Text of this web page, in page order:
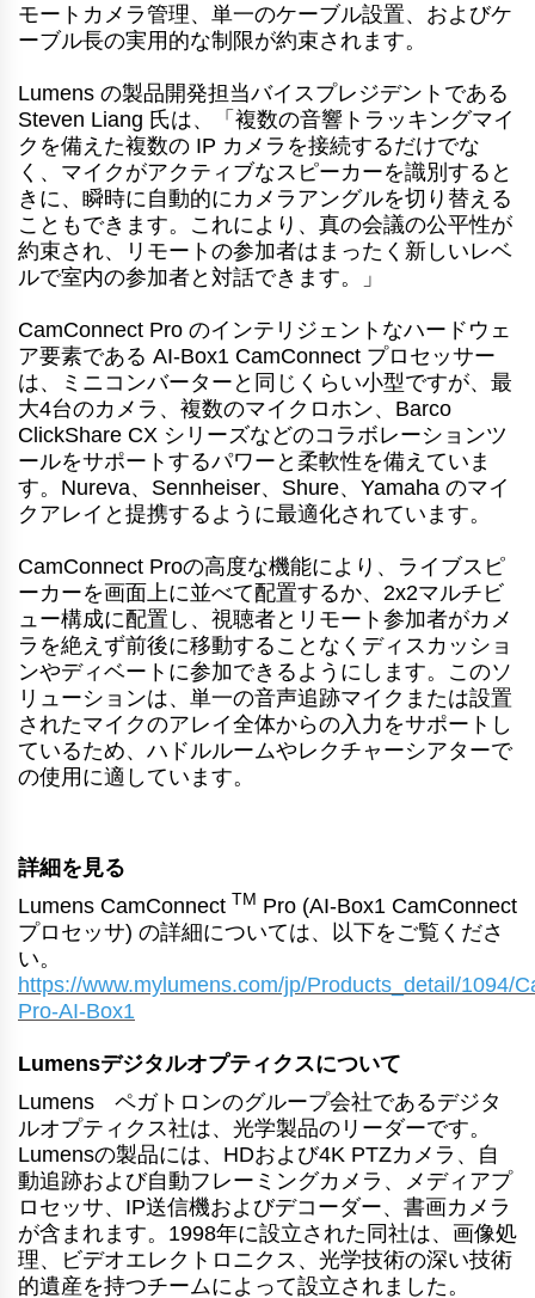
モートカメラ管理、単一のケーブル設置、およびケ
ーブル長の実用的な制限が約束されます。
Lumens の製品開発担当バイスプレジデントである
Steven Liang 氏は、「複数の音響トラッキングマイ
クを備えた複数の IP カメラを接続するだけでな
く、マイクがアクティブなスピーカーを識別すると
きに、瞬時に自動的にカメラアングルを切り替える
こともできます。これにより、真の会議の公平性が
約束され、リモートの参加者はまったく新しいレベ
ルで室内の参加者と対話できます。」
CamConnect Pro のインテリジェントなハードウェ
ア要素である AI-Box1 CamConnect プロセッサー
は、ミニコンバーターと同じくらい小型ですが、最
大4台のカメラ、複数のマイクロホン、Barco
ClickShare CX シリーズなどのコラボレーションツ
ールをサポートするパワーと柔軟性を備えていま
す。Nureva、Sennheiser、Shure、Yamaha のマイ
クアレイと提携するように最適化されています。
CamConnect Proの高度な機能により、ライブスピ
ーカーを画面上に並べて配置するか、2x2マルチビ
ュー構成に配置し、視聴者とリモート参加者がカメ
ラを絶えず前後に移動することなくディスカッショ
ンやディベートに参加できるようにします。このソ
リューションは、単一の音声追跡マイクまたは設置
されたマイクのアレイ全体からの入力をサポートし
ているため、ハドルルームやレクチャーシアターで
の使用に適しています。
詳細を見る
Lumens CamConnect TM Pro (AI-Box1 CamConnect
プロセッサ) の詳細については、以下をご覧くださ
い。
https://www.mylumens.com/jp/Products_detail/1094/
Pro-AI-Box1
Lumensデジタルオプティクスについて
Lumens
ペガトロンのグループ会社であるデジタ
ルオプティクス社は、光学製品のリーダーです。
Lumensの製品には、HDおよび4K PTZカメラ、自
動追跡および自動フレーミングカメラ、メディアプ
ロセッサ、IP送信機およびデコーダー、書画カメラ
が含まれます。1998年に設立された同社は、画像処
理、ビデオエレクトロニクス、光学技術の深い技術
的遺産を持つチームによって設立されました。